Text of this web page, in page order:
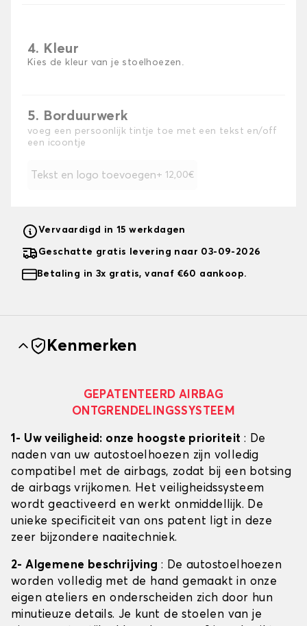
4. Kleur
Kies de kleur van je stoelhoezen.
5. Borduurwerk
voeg een persoonlijk tintje toe met een tekst en/off
een icoontje
Tekst en logo toevoegen + 12,00€
Vervaardigd in 15 werkdagen
Geschatte gratis levering naar 03-09-2026
Betaling in 3x gratis, vanaf €60 aankoop.
Kenmerken
GEPATENTEERD AIRBAG
ONTGRENDELINGSSYSTEEM
1- Uw veiligheid: onze hoogste prioriteit : De
naden van uw autostoelhoezen zijn volledig
compatibel met de airbags, zodat bij een botsing
de airbags vrijkomen. Het veiligheidssysteem
wordt geactiveerd en werkt onmiddellijk. De
unieke specificiteit van ons patent ligt in deze
zeer bijzondere naaitechniek.
2- Algemene beschrijving : De autostoelhoezen
worden volledig met de hand gemaakt in onze
eigen ateliers en onderscheiden zich door hun
minutieuze details. Je kunt de stoelen van je